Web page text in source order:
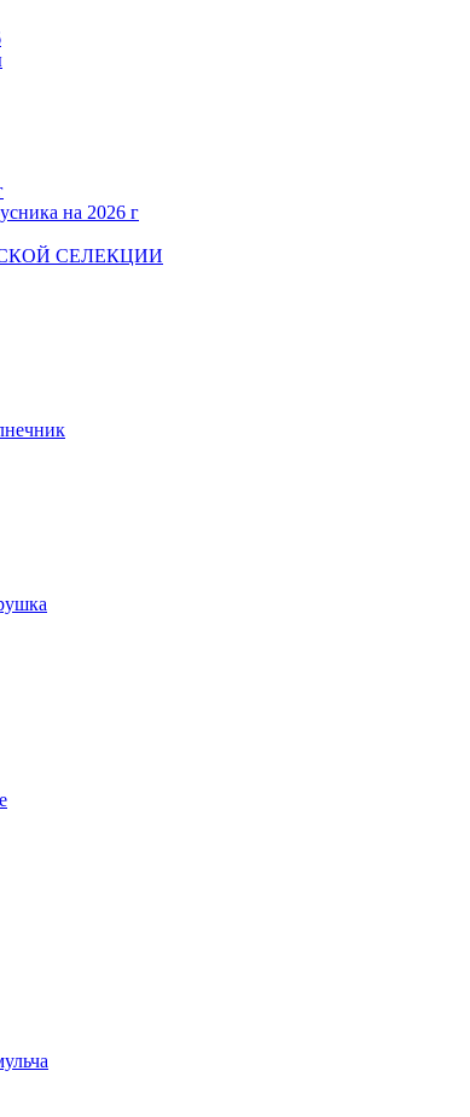
на 2026 г
СЕЛЕКЦИИ